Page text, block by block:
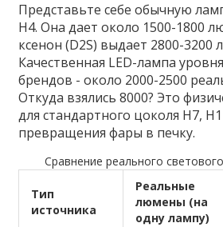
Представьте себе обычную
H4. Она дает около 1500-1800
ксенон (D2S) выдает 2800-3200
Качественная LED-лампа
брендов - около 2000-2500
Откуда взялись 8000? Это
для стандартного цоколя H7,
превращения фары в печку.
Сравнение реального
Тип
источника
Реальные
люмены (на
одну лампу)